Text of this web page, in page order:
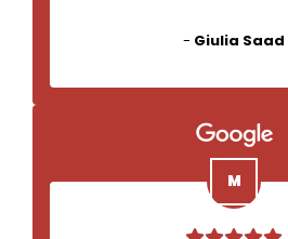
- Giulia Saad